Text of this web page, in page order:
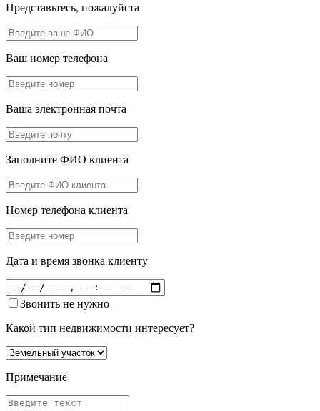
Представьтесь, пожалуйста
Ваш номер телефона
Ваша электронная почта
Заполните ФИО клиента
Номер телефона клиента
Дата и время звонка клиенту
Звонить не нужно
Какой тип недвижимости интересует?
Примечание